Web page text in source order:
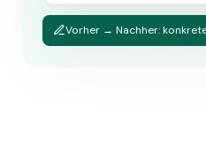
Vorher → Nachher: